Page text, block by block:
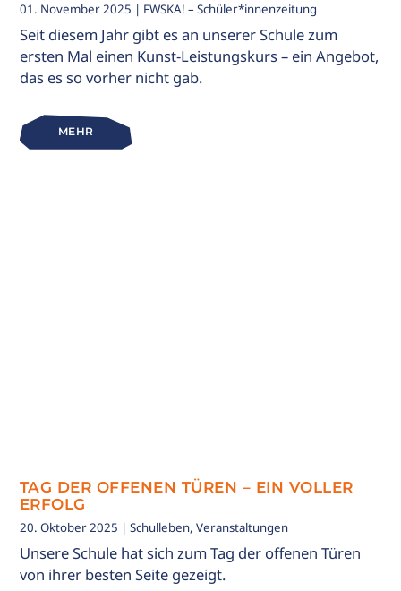
01. November 2025 | FWSKA! – Schüler*innenzeitung
Seit diesem Jahr gibt es an unserer Schule zum
ersten Mal einen Kunst-Leistungskurs – ein Angebot,
das es so vorher nicht gab.
MEHR
TAG DER OFFENEN TÜREN – EIN VOLLER
ERFOLG
20. Oktober 2025 | Schulleben, Veranstaltungen
Unsere Schule hat sich zum Tag der offenen Türen
von ihrer besten Seite gezeigt.